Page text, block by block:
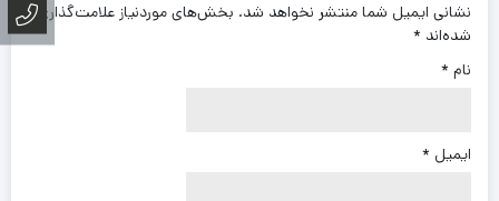
نشانی ایمیل شما منتشر نخواهد شد. بخش‌های موردنیاز علامت‌گذاری
شده‌اند *
نام *
ایمیل *